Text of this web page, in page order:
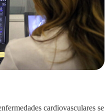
cardiovasculares se